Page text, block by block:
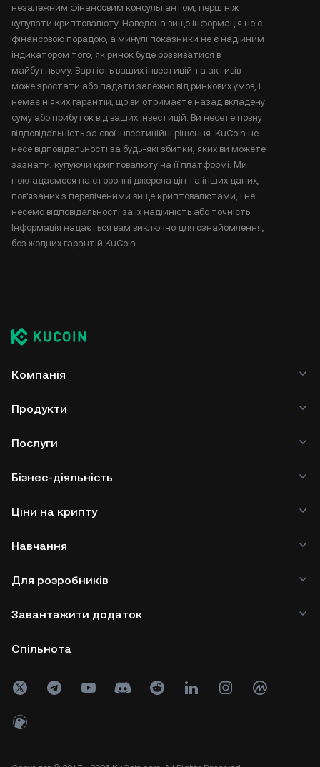
незалежним фінансовим консультантом, перш ніж
купувати криптовалюту. Наведена вище інформація не є
фінансовою порадою, а минулі показники не є надійним
індикатором того, як ринок буде розвиватися в
майбутньому. Вартість ваших інвестицій та активів
може зростати або падати залежно від ринкових умов, і
немає ніяких гарантій, що ви отримаєте назад вкладену
суму або прибуток від ваших інвестицій. Ви несете повну
відповідальність за свої інвестиційні рішення. KuCoin не
несе відповідальності за будь-які збитки, яких ви можете
зазнати, купуючи криптовалюту на її платформі. Ми
покладаємося на сторонні джерела цін та інших даних,
пов'язаних з переліченими вище криптовалютами, і не
несемо відповідальності за їх надійність або точність.
Інформація надається вам виключно для ознайомлення,
без жодних гарантій KuCoin.
Компанія
Продукти
Послуги
Бізнес-діяльність
Ціни на крипту
Навчання
Для розробників
Завантажити додаток
Спільнота